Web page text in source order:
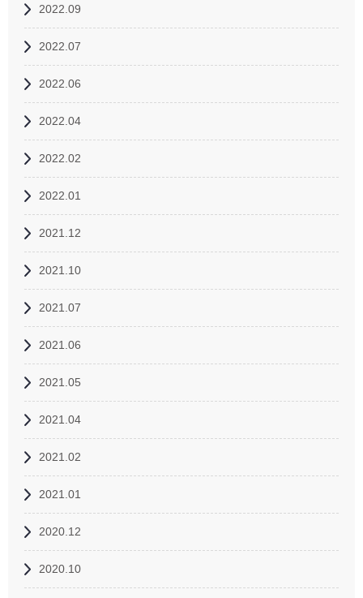
2022.09
2022.07
2022.06
2022.04
2022.02
2022.01
2021.12
2021.10
2021.07
2021.06
2021.05
2021.04
2021.02
2021.01
2020.12
2020.10